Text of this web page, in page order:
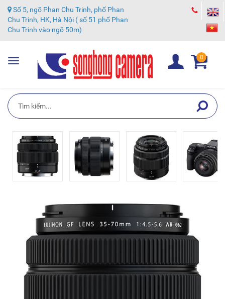
Số 5, ngõ Phan Chu Trinh, phố Phan
Chu Trinh, HK, Hà Nội ( số 51 phố Phan
Chu Trinh vào ngõ 50m)
Toggle
navigation
0